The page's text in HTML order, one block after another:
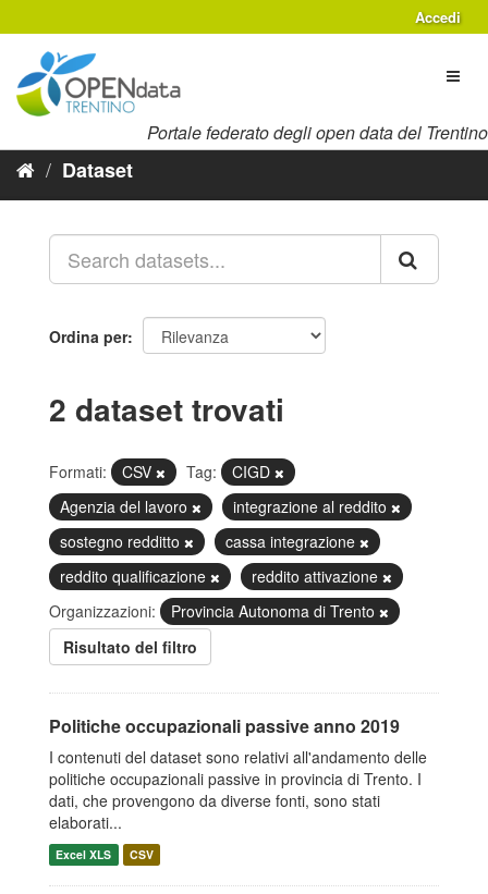
al
contenuto
Accedi
Portale federato degli open data del Trentino
Dataset
Ordina per
2 dataset trovati
Formati: CSV Tag:
CIGD
Agenzia del lavoro
integrazione al reddito
sostegno redditto
cassa integrazione
reddito qualificazione
reddito attivazione
Organizzazioni:
Provincia Autonoma di Trento
Risultato del filtro
Politiche occupazionali passive anno 2019
I contenuti del dataset sono relativi all'andamento delle
politiche occupazionali passive in provincia di Trento. I
dati, che provengono da diverse fonti, sono stati
elaborati...
Excel XLS CSV